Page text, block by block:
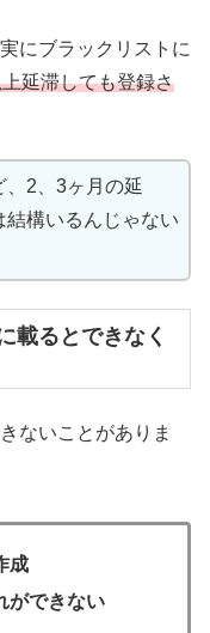
にブラックリストに
延滞しても登録さ
、2、3ヶ月の延
構いるんじゃない
載るとできなく
ないことがありま
成
ができない